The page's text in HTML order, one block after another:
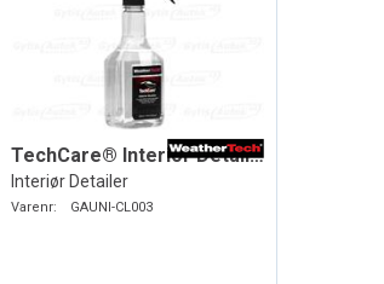
TechCare® Interior Detailer
Interiør Detailer
Varenr: GAUNI-CL003